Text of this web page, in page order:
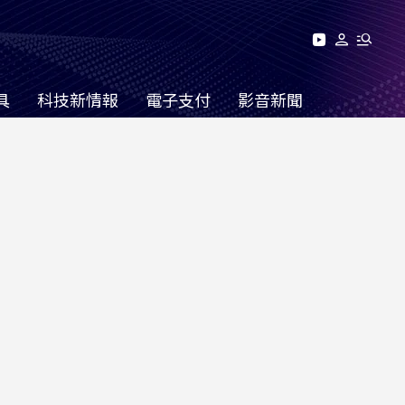
科技新情報 電子支付 影音新聞